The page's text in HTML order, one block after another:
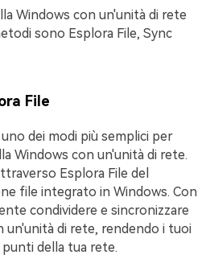
Windows con un'unità di rete
sono Esplora File, Sync
File
dei modi più semplici per
Windows con un'unità di rete.
Esplora File del
file integrato in Windows. Con
condividere e sincronizzare
un'unità di rete, rendendo i tuoi
punti della tua rete.